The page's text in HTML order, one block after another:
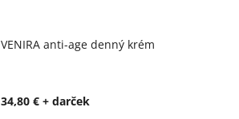
VENIRA anti-age denný krém
34,80 € + darček